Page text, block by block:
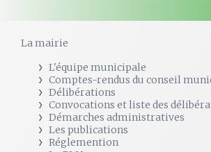
La mairie
L'équipe municipale
Comptes-rendus du conseil
Délibérations
Convocations et liste des
Démarches administratives
Les publications
Réglemention